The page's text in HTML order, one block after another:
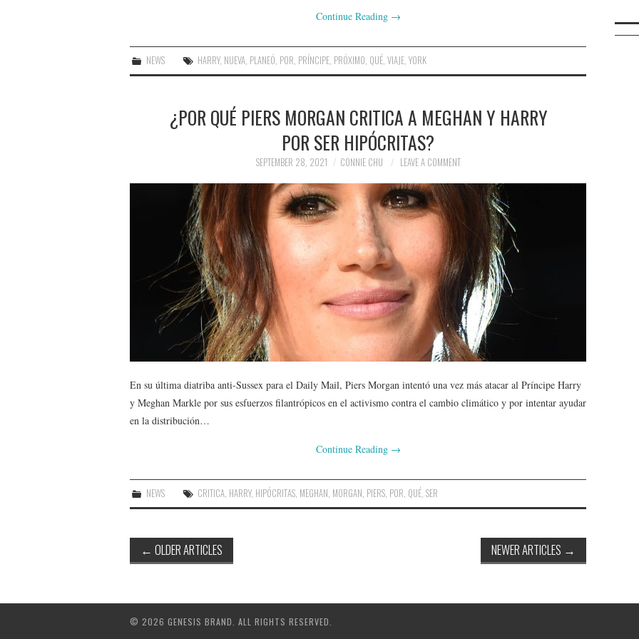
Continue Reading →
NEWS HARRY, NUEVA, PLANEÓ, POR, PRÍNCIPE, PRÓXIMO, QUÉ,VIAJE,YORK
¿POR QUÉ PIERS MORGAN CRITICA A MEGHAN Y HARRY
POR SER HIPÓCRITAS?
SEPTEMBER 28, 2021 CONNIE CHU LEAVE A COMMENT
En su última diatriba anti-Sussex para el Daily Mail, Piers Morgan intentó una vez más atacar al Príncipe Harry
y Meghan Markle por sus esfuerzos filantrópicos en el activismo contra el cambio climático y por intentar ayudar
en la distribución…
Continue Reading →
NEWS CRITICA HARRY, HIPÓCRITAS MEGHAN MORGAN PIERS POR QUÉ ,SER
Post
navigation
← OLDER ARTICLES NEWER ARTICLES →
© 2026 GENESIS BRAND. ALL RIGHTS RESERVED.